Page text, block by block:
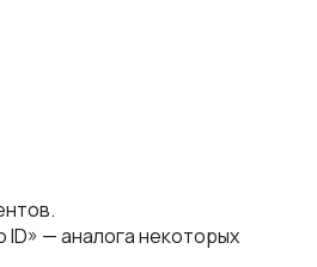
— аналога некоторых